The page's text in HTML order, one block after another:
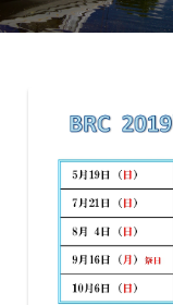
修理 & カスタム